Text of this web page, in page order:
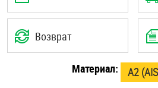
Возврат
Материал: А2